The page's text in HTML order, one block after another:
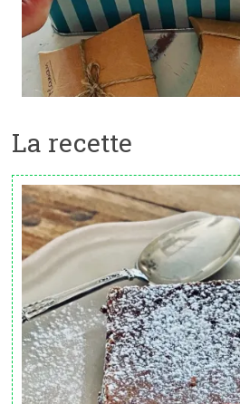
La recette